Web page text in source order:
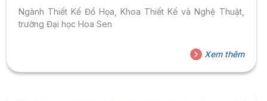
MEN KOMBUCHA.
Ngành Thiết Kế Đồ Họa, Khoa Thiết Kế và Nghệ Thuật,
trường Đại học Hoa Sen
Xem thêm